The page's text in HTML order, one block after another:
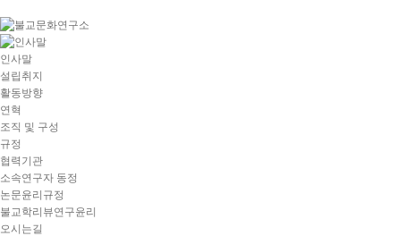
Local
Navigation
goto
Service
goto
copyright
인사말
설립취지
활동방향
연혁
조직 및 구성
규정
협력기관
소속연구자 동정
논문윤리규정
불교학리뷰연구윤리
오시는길